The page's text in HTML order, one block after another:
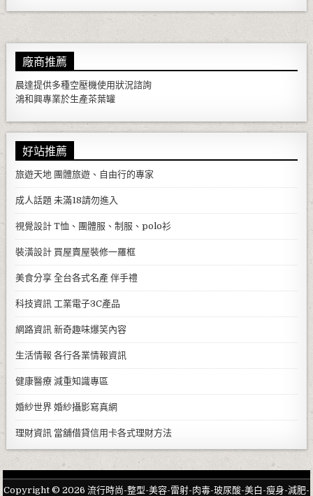
廠商推薦
晨達提供多種空壓機使用狀況諮詢
鴻和興專業於生產茶葉罐
好站推薦
旅遊天地 團體旅遊、自由行的專家
成人話題 未滿18請勿進入
視覺設計 T恤、團體服、制服、polo衫
裝潢設計 買屋賣屋裝修一羅框
美食分享 全台各式名產 伴手禮
科技資訊 工業電子3C產品
網路資訊 新奇趣味爆笑內容
生活情報 各行各業情報資訊
健康醫療 減重知識專區
婚紗世界 婚紗攝影寫真網
理財資訊 當舖借貸信用卡各式理財方法
Copyright © 2026 流行時尚-整型-美容-雷射-肉毒-玻尿酸-美白-瘦身-減肥-